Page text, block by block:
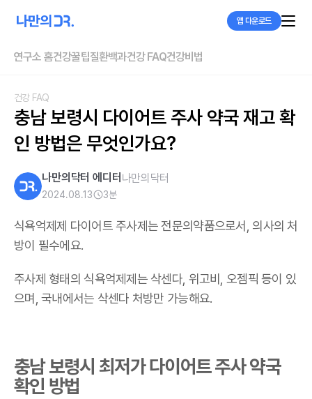
앱 다운로드
연구소 홈건강꿀팁질환백과건강 FAQ건강비법
건강 FAQ
충남 보령시 다이어트 주사 약국 재고 확
인 방법은 무엇인가요?
나만의닥터 에디터 나만의닥터
2024.08.13 3분
식욕억제제 다이어트 주사제는 전문의약품으로서, 의사의 처
방이 필수에요.
주사제 형태의 식욕억제제는 삭센다, 위고비, 오젬픽 등이 있
으며,국내에서는 삭센다 처방만 가능해요.
충남 보령시 최저가 다이어트 주사 약국
확인 방법